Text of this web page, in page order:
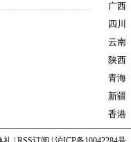
广西
四川
云南
陕西
青海
新疆
香港